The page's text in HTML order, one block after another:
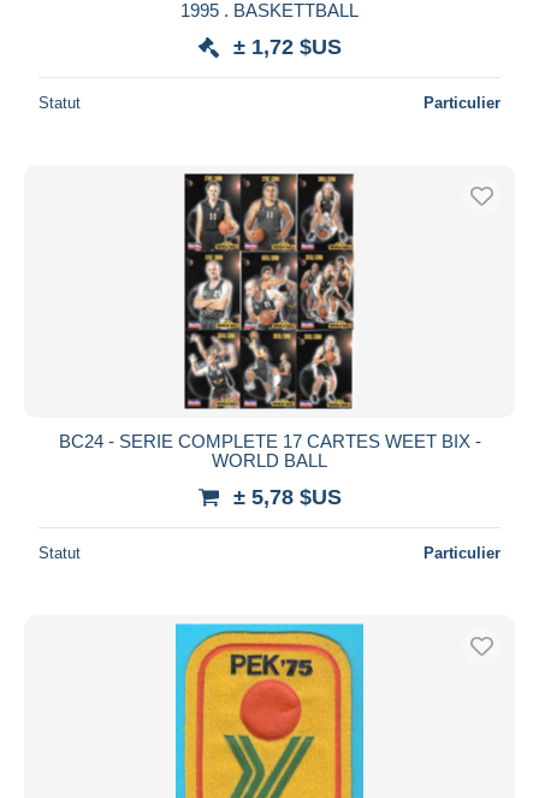
1995 . BASKETTBALL
± 1,72 $US
Statut Particulier
BC24 - SERIE COMPLETE 17 CARTES WEET BIX -
WORLD BALL
± 5,78 $US
Statut Particulier